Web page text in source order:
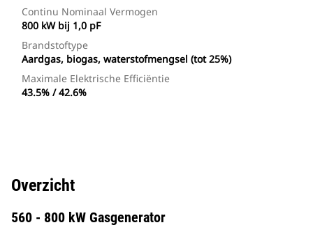
Continu Nominaal Vermogen
800 kW bij 1,0 pF
Brandstoftype
Aardgas, biogas, waterstofmengsel (tot 25%)
Maximale Elektrische Efficiëntie
43.5% / 42.6%
Overzicht
560 - 800 kW Gasgenerator